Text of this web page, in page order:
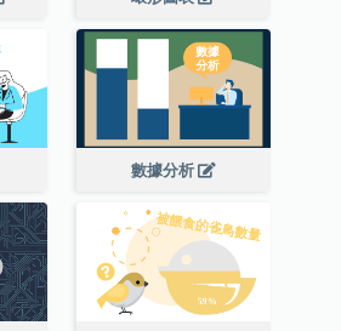
數據分析